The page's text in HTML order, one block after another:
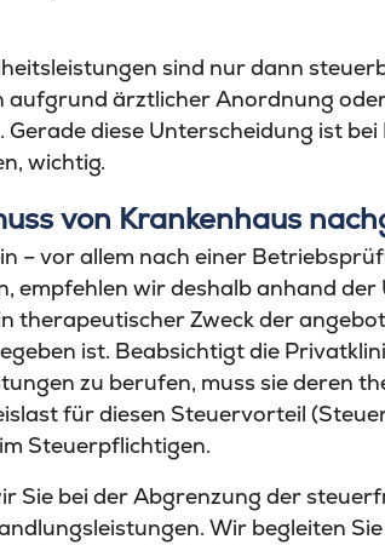
sind nur dann
aufgrund ärztlicher Anordnung
diese Unterscheidung ist bei
wichtig.
von Krankenhaus
– vor allem nach einer
empfehlen wir deshalb anhand
therapeutischer Zweck der
ist. Beabsichtigt die
zu berufen, muss sie deren
für diesen Steuervorteil
Steuerpflichtigen.
Sie bei der Abgrenzung der
Wir begleiten